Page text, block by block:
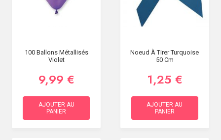
100 Ballons Métallisés
Violet
9,99 €
AJOUTER AU
PANIER
Noeud À Tirer Turquoise
50 Cm
1,25 €
AJOUTER AU
PANIER